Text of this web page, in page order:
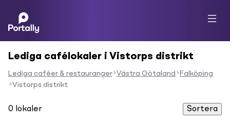
Lediga cafélokaler i Vistorps distrikt
Lediga caféer & restauranger Västra Götaland
Falköping
Vistorps distrikt
0 lokaler Sortera